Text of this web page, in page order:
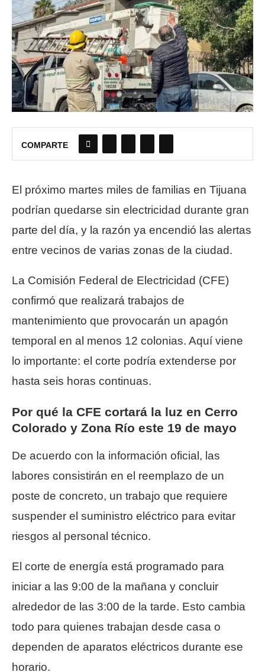
COMPARTE
El próximo martes miles de familias en Tijuana
podrían quedarse sin electricidad durante gran
parte del día, y la razón ya encendió las alertas
entre vecinos de varias zonas de la ciudad.
La Comisión Federal de Electricidad (CFE)
confirmó que realizará trabajos de
mantenimiento que provocarán un apagón
temporal en al menos 12 colonias. Aquí viene
lo importante: el corte podría extenderse por
hasta seis horas continuas.
Por qué la CFE cortará la luz en Cerro
Colorado y Zona Río este 19 de mayo
De acuerdo con la información oficial, las
labores consistirán en el reemplazo de un
poste de concreto, un trabajo que requiere
suspender el suministro eléctrico para evitar
riesgos al personal técnico.
El corte de energía está programado para
iniciar a las 9:00 de la mañana y concluir
alrededor de las 3:00 de la tarde. Esto cambia
todo para quienes trabajan desde casa o
dependen de aparatos eléctricos durante ese
horario.